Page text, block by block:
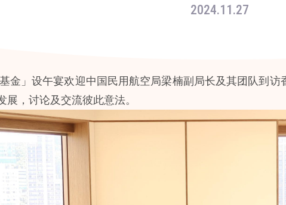
2024.11.27
金」设午宴欢迎中国民用航空局梁楠副局长及其团队到
展，讨论及交流彼此意法。